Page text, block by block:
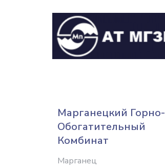
Марганецкий Горно-
Обогатительный
Комбинат
Марганец